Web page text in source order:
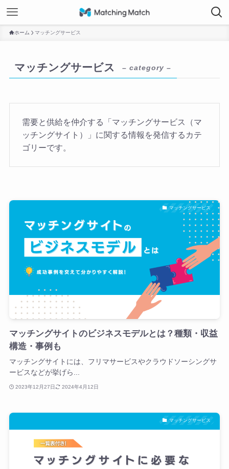
ホーム マッチングサービス
マッチングサービス – category –
需要と供給を仲介する「マッチングサービス（マ
ッチングサイト）」に関する情報を発信するカテ
ゴリーです。
マッチングサービス
マッチングサイトのビジネスモデルとは？種類・収益
構造・事例も
マッチングサイトには、フリマサービスやクラウドソーシングサ
ービスなどが挙げら...
2023年12月27日 2024年4月12日
マッチングサービス